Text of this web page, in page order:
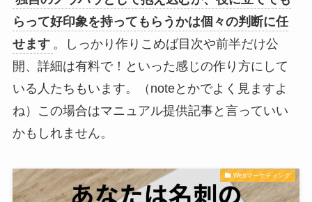
らって好印象を持ってもらうかは個々の判断に任
せます 。しっかり作りこめば目次や前半だけ公
開、詳細は有料で！といった感じの作り方にして
いる人たちもいます。（noteとかでよく見ますよ
ね）この場合はマニュアル提供記事と言っていい
かもしれません。
Webマーケティング